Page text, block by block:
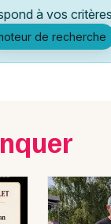
à vos
de recherche